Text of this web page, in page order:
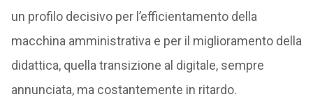
un profilo decisivo per l’efficientamento della
macchina amministrativa e per il miglioramento della
didattica, quella transizione al digitale, sempre
annunciata, ma costantemente in ritardo.